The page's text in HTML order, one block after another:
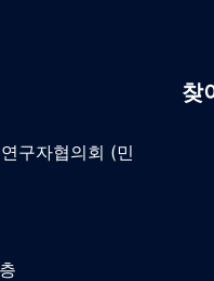
구자협의회 (민
찾